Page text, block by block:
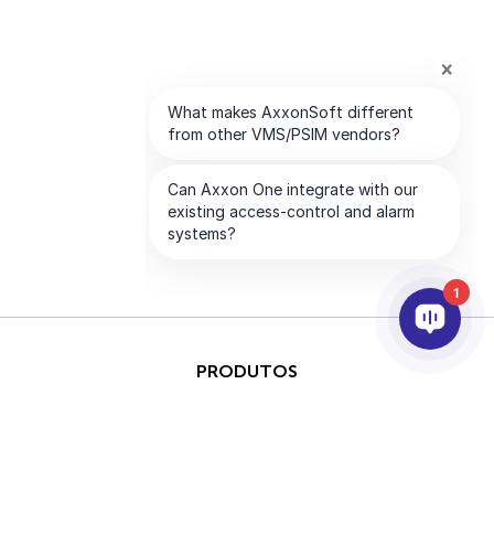
PRODUTOS
1